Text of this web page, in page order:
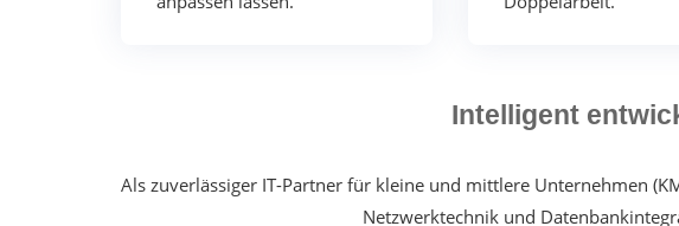
Intelligent
Als zuverlässiger IT-Partner für kleine und mittlere Unternehmen
Netzwerktechnik und